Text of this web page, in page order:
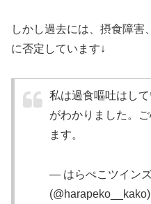
しかし過去には、摂食障害
に否定しています↓
私は過食嘔吐はし
がわかりました。
ます。
— はらぺこツイン
(@harapeko__kako)